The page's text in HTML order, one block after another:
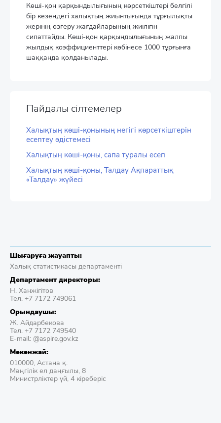
Көші-қон қарқындылығының көрсеткіштері белгілі
бір кезеңдегі халықтың жиынтығында тұрғылықты
жерінің өзгеру жағдайларының жиілігін
сипаттайды. Көші-қон қарқындылығының жалпы
жылдық коэффициенттері көбінесе 1000 тұрғынға
шаққанда қолданылады.
Пайдалы сілтемелер
Халықтың көші-қонының негігі көрсеткіштерін
есептеу әдістемесі
Халықтың көші-қоны, сапа туралы есеп
Халықтың көші-қоны, Талдау Ақпараттық
«Талдау» жүйесі
Шығаруға жауапты:
Халық статистикасы департаменті
Департамент директоры:
Н. Ханжігітов
Тел. +7 7172 749061
Орындаушы:
Ж. Айдарбекова
Тел. +7 7172 749540
E-mail: @aspire.gov.kz
Мекенжай:
010000, Астана қ.
Мәңгілік ел даңғылы, 8
Министрліктер үй, 4 кіреберіс